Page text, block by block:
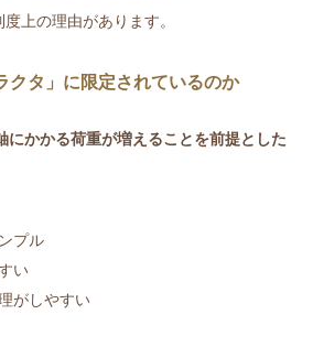
上の理由があります。
クタ」に限定されているのか
にかかる荷重が増えることを前提とした
プル
い
がしやすい